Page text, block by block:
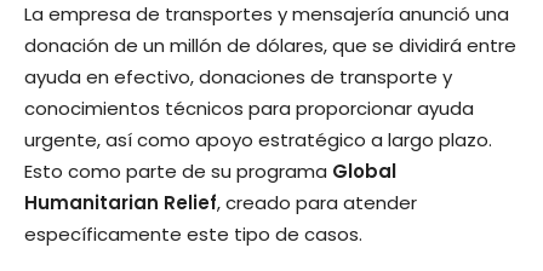
La empresa de transportes y mensajería anunció una
donación de un millón de dólares, que se dividirá entre
ayuda en efectivo, donaciones de transporte y
conocimientos técnicos para proporcionar ayuda
urgente, así como apoyo estratégico a largo plazo.
Esto como parte de su programa Global
Humanitarian Relief, creado para atender
específicamente este tipo de casos.